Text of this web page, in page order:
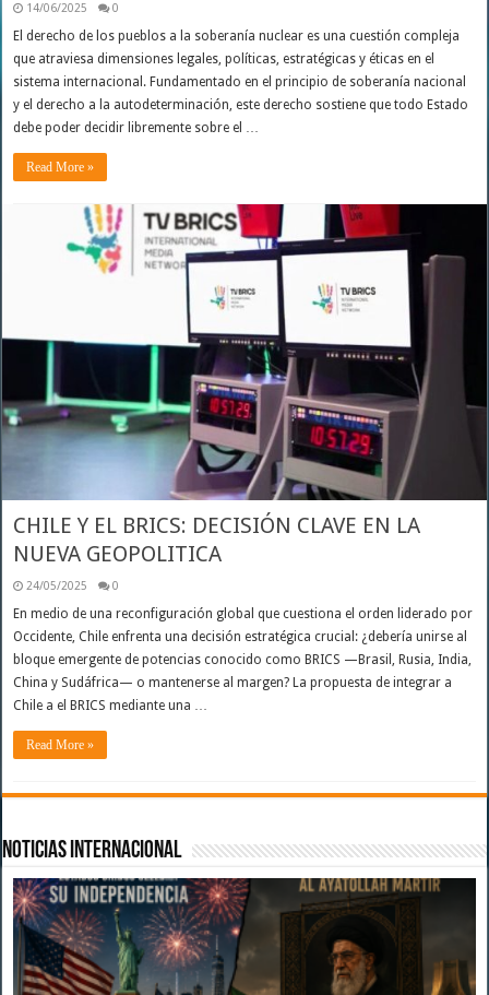
14/06/2025 0
El derecho de los pueblos a la soberanía nuclear es una cuestión compleja
que atraviesa dimensiones legales, políticas, estratégicas y éticas en el
sistema internacional. Fundamentado en el principio de soberanía nacional
y el derecho a la autodeterminación, este derecho sostiene que todo Estado
debe poder decidir libremente sobre el …
Read More »
CHILE Y EL BRICS: DECISIÓN CLAVE EN LA
NUEVA GEOPOLITICA
24/05/2025 0
En medio de una reconfiguración global que cuestiona el orden liderado por
Occidente, Chile enfrenta una decisión estratégica crucial: ¿debería unirse al
bloque emergente de potencias conocido como BRICS —Brasil, Rusia, India,
China y Sudáfrica— o mantenerse al margen? La propuesta de integrar a
Chile a el BRICS mediante una …
Read More »
Noticias Internacional